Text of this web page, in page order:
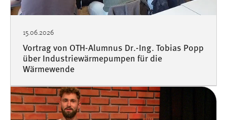
15.06.2026
Vortrag von OTH-Alumnus Dr.-Ing. Tobias Popp
über Industriewärmepumpen für die
Wärmewende